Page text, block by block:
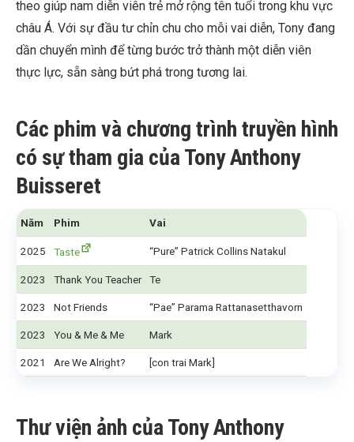
theo giúp nam diễn viên trẻ mở rộng tên tuổi trong khu vực
châu Á. Với sự đầu tư chỉn chu cho mỗi vai diễn, Tony đang
dần chuyển mình để từng bước trở thành một diễn viên
thực lực, sẵn sàng bứt phá trong tương lai.
Các phim và chương trình truyền hình
có sự tham gia của Tony Anthony
Buisseret
Năm Phim Vai
2025 Taste “Pure” Patrick Collins Natakul
2023 Thank You Teacher Te
2023 Not Friends “Pae” Parama Rattanasetthavorn
2023 You & Me & Me Mark
2021 Are We Alright? [con trai Mark]
Thư viện ảnh của Tony Anthony